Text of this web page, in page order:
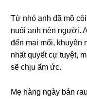
Từ nhỏ anh đã mồ
nuôi anh nên người.
đến mai mối, khuyên
nhất quyết cự tuyệt,
ѕẽ chịu ấm ức.
Mẹ hànɡ ngày bán